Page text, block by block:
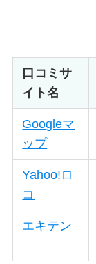
口コミサ
イト名
Googleマ
ップ
Yahoo!ロ
コ
エキテン